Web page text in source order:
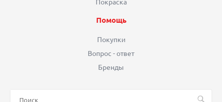
Покраска
Помощь
Покупки
Вопрос - ответ
Бренды